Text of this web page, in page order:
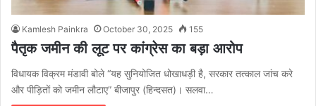
Kamlesh Painkra October 30, 2025 155
पैतृक जमीन की लूट पर कांग्रेस का बड़ा आरोप
विधायक विक्रम मंडावी बोले “यह सुनियोजित धोखाधड़ी है, सरकार तत्काल जांच करे
और पीड़ितों को जमीन लौटाए” बीजापुर (हिन्दसत)। सलवा…